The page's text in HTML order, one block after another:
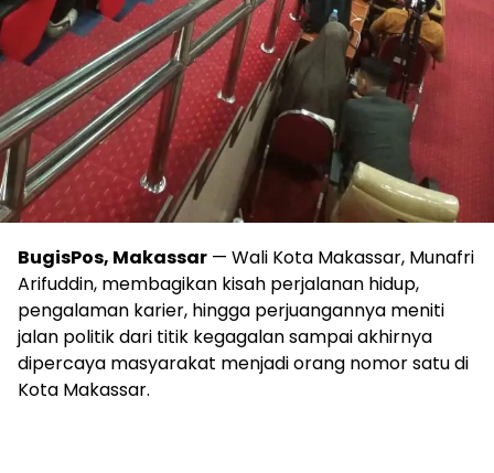
BugisPos, Makassar — Wali Kota Makassar, Munafri
Arifuddin, membagikan kisah perjalanan hidup,
pengalaman karier, hingga perjuangannya meniti
jalan politik dari titik kegagalan sampai akhirnya
dipercaya masyarakat menjadi orang nomor satu di
Kota Makassar.